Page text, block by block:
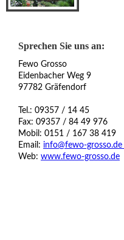
Sprechen Sie uns an:
Fewo Grosso
Eidenbacher Weg 9
97782 Gräfendorf
Tel.: 09357 / 14 45
Fax: 09357 / 84 49 976
Mobil: 0151 / 167 38 419
Email: info@fewo-grosso.de
Web: www.fewo-grosso.de